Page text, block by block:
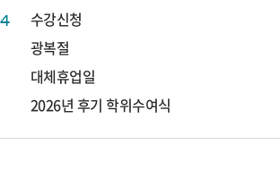
수강신청
광복절
대체휴업일
2026년 후기 학위수여식